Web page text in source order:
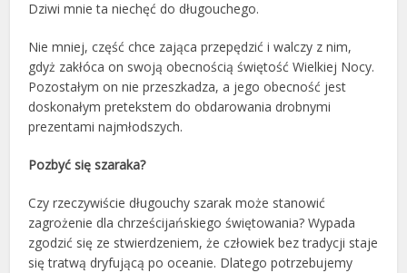
Dziwi mnie ta niechęć do długouchego.
Nie mniej, część chce zająca przepędzić i walczy z nim,
gdyż zakłóca on swoją obecnością świętość Wielkiej Nocy.
Pozostałym on nie przeszkadza, a jego obecność jest
doskonałym pretekstem do obdarowania drobnymi
prezentami najmłodszych.
Pozbyć się szaraka?
Czy rzeczywiście długouchy szarak może stanowić
zagrożenie dla chrześcijańskiego świętowania? Wypada
zgodzić się ze stwierdzeniem, że człowiek bez tradycji staje
się tratwą dryfującą po oceanie. Dlatego potrzebujemy